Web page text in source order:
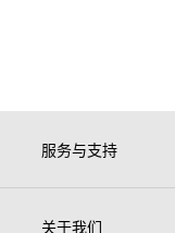
服务与支持
关于我们